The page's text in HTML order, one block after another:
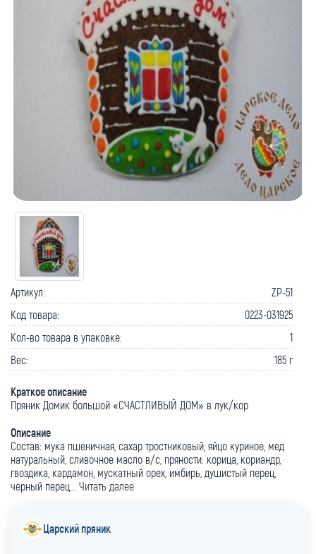
Артикул:
ZP-51
Код товара:
0223-031925
Кол-во товара в упаковке:
1
Вес:
185 г
Краткое описание
Пряник Домик большой «СЧАСТЛИВЫЙ ДОМ» в лук/кор
Описание
Состав: мука пшеничная, сахар тростниковый, яйцо куриное, мед
натуральный, сливочное масло в/с, пряности: корица, кориандр,
гвоздика, кардамон, мускатный орех, имбирь, душистый перец,
черный перец... Читать далее
Царский пряник